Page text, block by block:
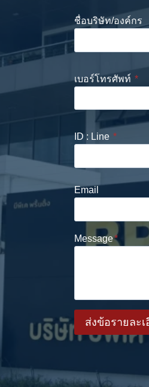
ชื่อบริษัท/องค์กร
เบอร์โทรศัพท์ *
ID : Line *
Email
Message*
ส่งข้อรายละ